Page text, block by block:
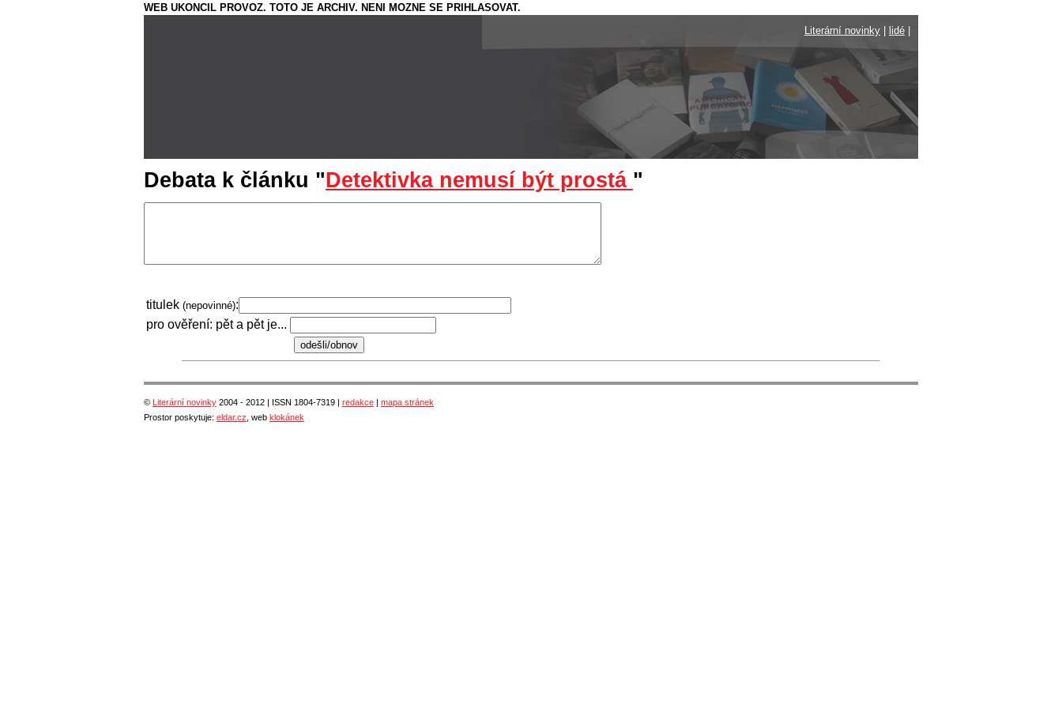
WEB UKONCIL PROVOZ. TOTO JE ARCHIV. NENI MOZNE SE PRIHLASOVAT.
Literární novinky
lidé
Debata k článku "Detektivka nemusí být prostá "
titulek (nepovinné):
pro ověření: pět a pět je...
© Literární novinky 2004 - 2012 | ISSN 1804-7319 | redakce | mapa stránek
Prostor poskytuje: eldar.cz , web klokánek